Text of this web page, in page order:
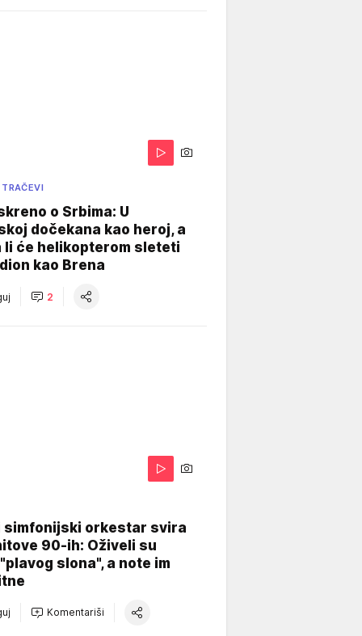
o Srbima: U
dočekana kao heroj, a
li će helikopterom sleteti
kao Brena
2
simfonijski orkestar svira
90-ih: Oživeli su
slona", a note im
Komentariši